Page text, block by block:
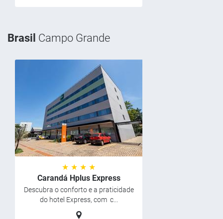
Brasil Campo Grande
★ ★ ★ ★
Carandá Hplus Express
Descubra o conforto e a praticidade
do hotel Express, com c...